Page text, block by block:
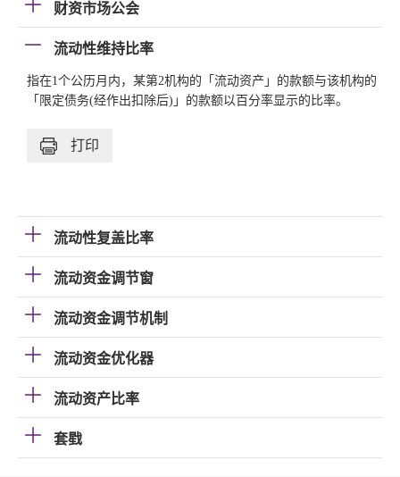
财资市场公会
流动性维持比率
指在1个公历月内，某第2机构的「流动资产」的款额与该机构的
「限定债务(经作出扣除后)」的款额以百分率显示的比率。
打印
流动性复盖比率
流动资金调节窗
流动资金调节机制
流动资金优化器
流动资产比率
套戥